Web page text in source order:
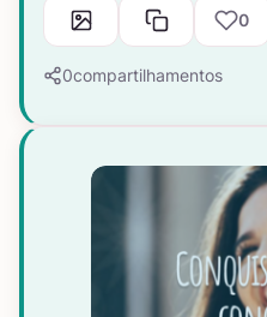
0
0compartilhamentos